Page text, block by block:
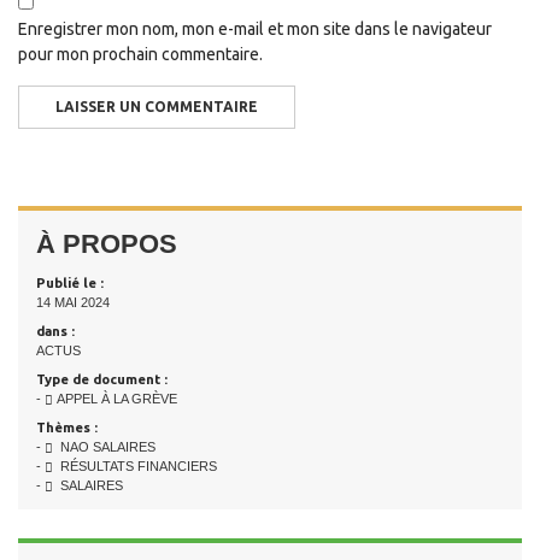
Enregistrer mon nom, mon e-mail et mon site dans le navigateur
pour mon prochain commentaire.
À PROPOS
Publié le :
14 MAI 2024
dans :
ACTUS
Type de document :
-
APPEL À LA GRÈVE
Thèmes :
-
NAO SALAIRES
-
RÉSULTATS FINANCIERS
-
SALAIRES